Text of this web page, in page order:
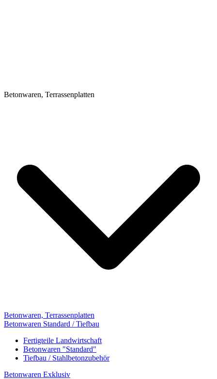
Betonwaren, Terrassenplatten
Betonwaren, Terrassenplatten
Betonwaren Standard / Tiefbau
Fertigteile Landwirtschaft
Betonwaren "Standard"
Tiefbau / Stahlbetonzubehör
Betonwaren Exklusiv